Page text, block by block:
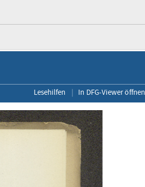
Lesehilfen In DFG-Viewer öffnen